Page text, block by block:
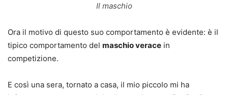
Il maschio
Ora il motivo di questo suo comportamento è evidente: è il
tipico comportamento del maschio verace in
competizione.
E così una sera, tornato a casa, il mio piccolo mi ha